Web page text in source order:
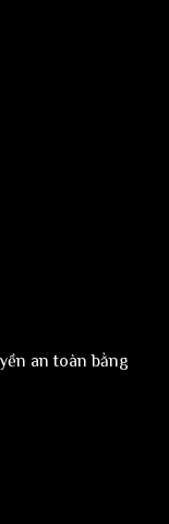
an toàn bằng